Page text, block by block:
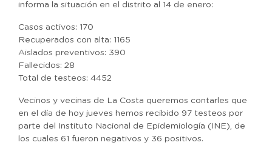
informa la situación en el distrito al 14 de enero:
Casos activos: 170
Recuperados con alta: 1165
Aislados preventivos: 390
Fallecidos: 28
Total de testeos: 4452
Vecinos y vecinas de La Costa queremos contarles que
en el día de hoy jueves hemos recibido 97 testeos por
parte del Instituto Nacional de Epidemiología (INE), de
los cuales 61 fueron negativos y 36 positivos.